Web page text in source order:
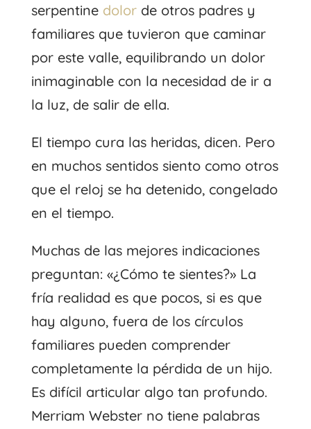
serpentine dolorde otros padres y
familiares que tuvieron que caminar
por este valle, equilibrando un dolor
inimaginable con la necesidad de ir a
la luz, de salir de ella.
El tiempo cura las heridas, dicen. Pero
en muchos sentidos siento como otros
que el reloj se ha detenido, congelado
en el tiempo.
Muchas de las mejores indicaciones
preguntan: «¿Cómo te sientes?» La
fría realidad es que pocos, si es que
hay alguno, fuera de los círculos
familiares pueden comprender
completamente la pérdida de un hijo.
Es difícil articular algo tan profundo.
Merriam Webster no tiene palabras